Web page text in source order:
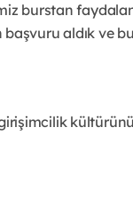
burstan
başvuru aldık ve